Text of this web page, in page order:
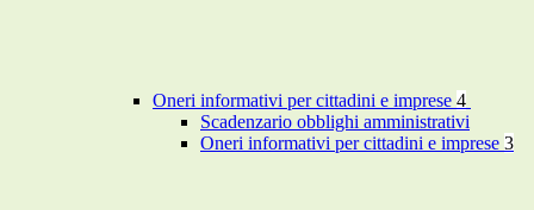
Oneri informativi per cittadini e imprese 4
Scadenzario obblighi amministrativi
Oneri informativi per cittadini e imprese 3